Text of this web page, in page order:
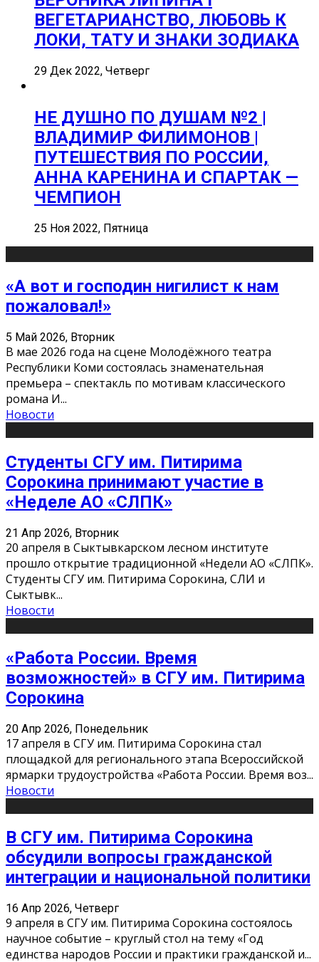
ВЕГЕТАРИАНСТВО, ЛЮБОВЬ К
ЛОКИ, ТАТУ И ЗНАКИ ЗОДИАКА
29 Дек 2022, Четверг
НЕ ДУШНО ПО ДУШАМ №2 |
ВЛАДИМИР ФИЛИМОНОВ |
ПУТЕШЕСТВИЯ ПО РОССИИ,
АННА КАРЕНИНА И СПАРТАК —
ЧЕМПИОН
25 Ноя 2022, Пятница
«А вот и господин нигилист к нам
пожаловал!»
5 Май 2026, Вторник
В мае 2026 года на сцене Молодёжного театра
Республики Коми состоялась знаменательная
премьера – спектакль по мотивам классического
романа И...
Новости
Студенты СГУ им. Питирима
Сорокина принимают участие в
«Неделе АО «СЛПК»
21 Апр 2026, Вторник
20 апреля в Сыктывкарском лесном институте
прошло открытие традиционной «Недели АО «СЛПК».
Студенты СГУ им. Питирима Сорокина, СЛИ и
Сыктывк...
Новости
«Работа России. Время
возможностей» в СГУ им. Питирима
Сорокина
20 Апр 2026, Понедельник
17 апреля в СГУ им. Питирима Сорокина стал
площадкой для регионального этапа Всероссийской
ярмарки трудоустройства «Работа России. Время воз...
Новости
В СГУ им. Питирима Сорокина
обсудили вопросы гражданской
интеграции и национальной политики
16 Апр 2026, Четверг
9 апреля в СГУ им. Питирима Сорокина состоялось
научное событие – круглый стол на тему «Год
единства народов России и практики гражданской и...